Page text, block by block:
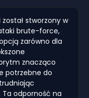
stworzony w
brute-force,
zarówno dla
znacząco
potrzebne do
Ta odporność na